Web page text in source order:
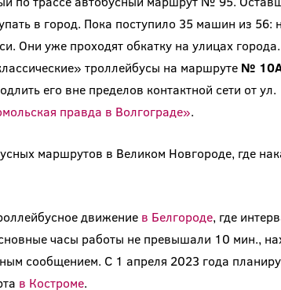
в город. Пока поступило 35 машин из 56:
Они уже проходят обкатку на улицах
троллейбусы на маршруте №
его вне пределов контактной сети от ул.
правда в Волгограде».
маршрутов в Великом Новгороде, где
движение в Белгороде, где
часы работы не превышали 10 мин.,
сообщением. С 1 апреля 2023 года
в Костроме.